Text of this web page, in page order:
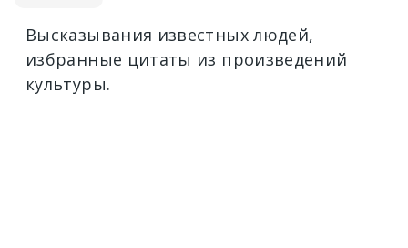
Высказывания известных людей,
избранные цитаты из произведений
культуры.